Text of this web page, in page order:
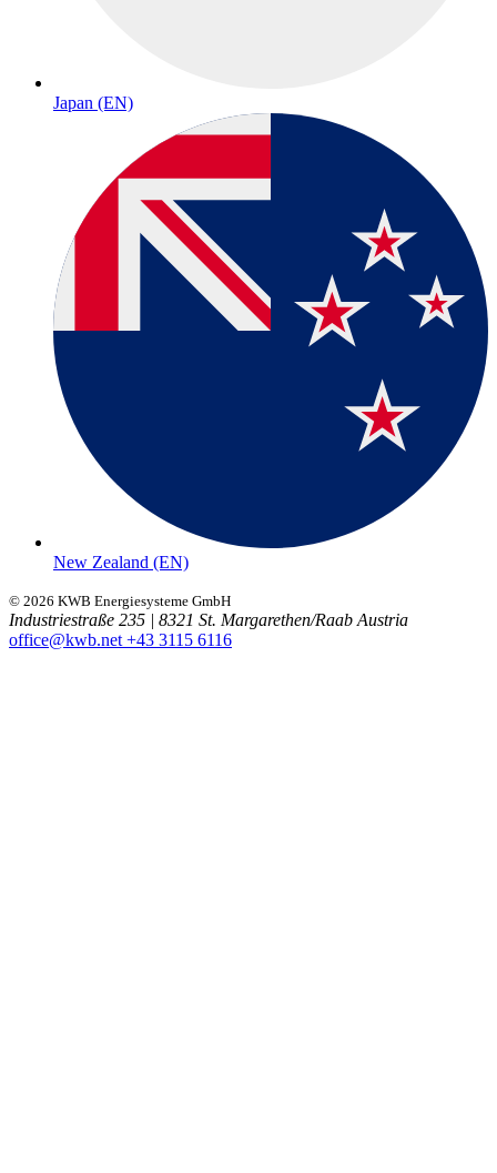
Japan (EN)
New Zealand (EN)
© 2026 KWB Energiesysteme GmbH
Industriestraße 235 | 8321 St. Margarethen/Raab Austria
office@kwb.net+43 3115 6116